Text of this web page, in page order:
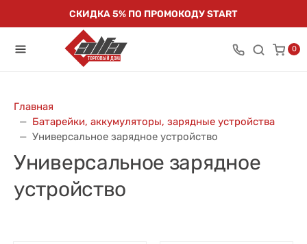
СКИДКА 5% ПО ПРОМОКОДУ START
0
Главная
Батарейки, аккумуляторы, зарядные устройства
Универсальное зарядное устройство
Универсальное зарядное
устройство